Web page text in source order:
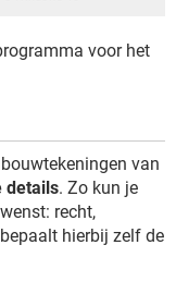
voor het
van
details. Zo kun je
recht,
hierbij zelf de